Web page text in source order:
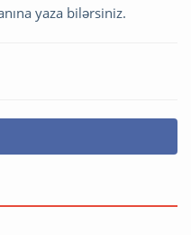
yaza bilərsiniz.